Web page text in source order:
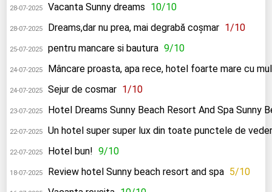
28-07-2025 Vacanta Sunny dreams 10/10
28-07-2025 Dreams,dar nu prea, mai degrabă coșmar 1/10
25-07-2025 pentru mancare si bautura 9/10
24-07-2025 Mâncare proasta, apa rece, hotel foarte mare cu
24-07-2025 Sejur de cosmar 1/10
23-07-2025 Hotel Dreams Sunny Beach Resort And Spa Sunny
22-07-2025 Un hotel super super lux din toate punctele de
22-07-2025 Hotel bun! 9/10
18-07-2025 Review hotel Sunny beach resort and spa 5/10